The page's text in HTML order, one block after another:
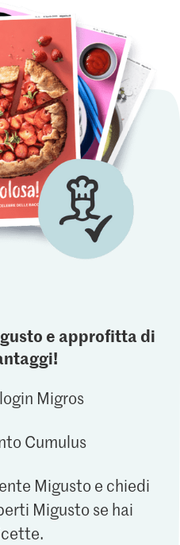
e approfitta di
Migros
Cumulus
Migusto e chiedi
Migusto se hai